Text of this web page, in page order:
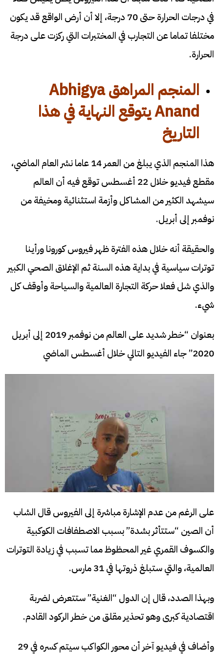
في درجات الحرارة حتى 70 درجة، إلا أن أرض الواقع قد يكون
مختلفا تماما عن التجارب في المختبرات التي ركزت على درجة
الحرارة.
المنجم المراهقAbhigya
Anandيتوقع النهاية في هذا
التاريخ
هذا المنجم الذي يبلغ من العمر 14 عاما نشر العام الماضي،
مقطع فيديو خلال 22 أغسطس توقع فيه أن العالم
سيشهد الكثير من المشاكل وأزمة استثنائية ومخيفة من
نوفمبر إلى أبريل.
والحقيقة أنه خلال هذه الفترة ظهر فيروس كورونا ورأينا
توترات سياسية في بداية هذه السنة ثم الإغلاق الصحي الكبير
والذي شل فعلا حركة التجارة العالمية والسياحة وأوقف كل
شيء.
بعنوان “خطر شديد على العالم من نوفمبر 2019 إلى أبريل
2020” جاء الفيديو التالي خلال أغسطس الماضي
على الرغم من عدم الإشارة مباشرة إلى الفيروس قال الشاب
أن الصين “ستتأثر بشدة” بسبب الاصطفافات الكوكبية
والكسوف القمري غير المحظوظ مما تسبب في زيادة التوترات
العالمية، والتي ستبلغ ذروتها في 31 مارس.
وبهذا الصدد، قال إن الدول “الغنية” ستتعرض لضربة
اقتصادية كبرى وهو تحذير مقلق من خطر الركود القادم.
وأضاف في فيديو آخر أن محور الكواكب سيتم كسره في 29